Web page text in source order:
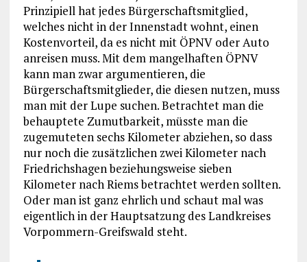
Prinzipiell hat jedes Bürgerschaftsmitglied,
welches nicht in der Innenstadt wohnt, einen
Kostenvorteil, da es nicht mit ÖPNV oder Auto
anreisen muss. Mit dem mangelhaften ÖPNV
kann man zwar argumentieren, die
Bürgerschaftsmitglieder, die diesen nutzen, muss
man mit der Lupe suchen. Betrachtet man die
behauptete Zumutbarkeit, müsste man die
zugemuteten sechs Kilometer abziehen, so dass
nur noch die zusätzlichen zwei Kilometer nach
Friedrichshagen beziehungsweise sieben
Kilometer nach Riems betrachtet werden sollten.
Oder man ist ganz ehrlich und schaut mal was
eigentlich in der Hauptsatzung des Landkreises
Vorpommern-Greifswald steht.